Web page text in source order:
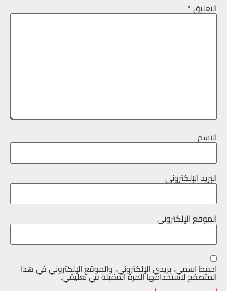
التعليق*
الاسم
البريد الإلكتروني
الموقع الإلكتروني
احفظ اسمي، بريدي الإلكتروني، والموقع الإلكتروني في هذا
المتصفح لاستخدامها المرة المقبلة في تعليقي.